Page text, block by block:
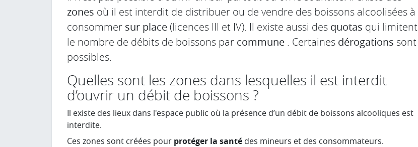
zones où il est interdit de distribuer ou de vendre des boissons alcoolisées à
consommer sur place(licences III et IV). Il existe aussi des quotas qui limitent
le nombre de débits de boissons par commune . Certaines dérogations sont
possibles.
Quelles sont les zones dans lesquelles il est interdit
d’ouvrir un débit de boissons ?
Il existe des lieux dans l'espace public où la présence d’un débit de boissons alcooliques est
interdite.
Ces zones sont créées pour protéger la santé des mineurs et des consommateurs.